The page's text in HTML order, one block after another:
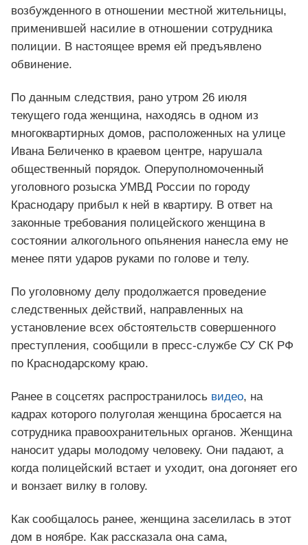
возбужденного в отношении местной жительницы,
применившей насилие в отношении сотрудника
полиции. В настоящее время ей предъявлено
обвинение.
По данным следствия, рано утром 26 июля
текущего года женщина, находясь в одном из
многоквартирных домов, расположенных на улице
Ивана Беличенко в краевом центре, нарушала
общественный порядок. Оперуполномоченный
уголовного розыска УМВД России по городу
Краснодару прибыл к ней в квартиру. В ответ на
законные требования полицейского женщина в
состоянии алкогольного опьянения нанесла ему не
менее пяти ударов руками по голове и телу.
По уголовному делу продолжается проведение
следственных действий, направленных на
установление всех обстоятельств совершенного
преступления, сообщили в пресс-службе СУ СК РФ
по Краснодарскому краю.
Ранее в соцсетях распространилось видео, на
кадрах которого полуголая женщина бросается на
сотрудника правоохранительных органов. Женщина
наносит удары молодому человеку. Они падают, а
когда полицейский встает и уходит, она догоняет его
и вонзает вилку в голову.
Как сообщалось ранее, женщина заселилась в этот
дом в ноябре. Как рассказала она сама,